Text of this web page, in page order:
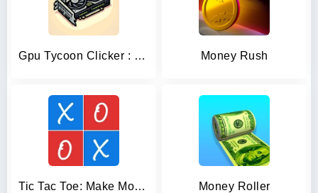
Gpu Tycoon Clicker : Game 2.0 Money Rush
Tic Tac Toe: Make Money Game Money Roller